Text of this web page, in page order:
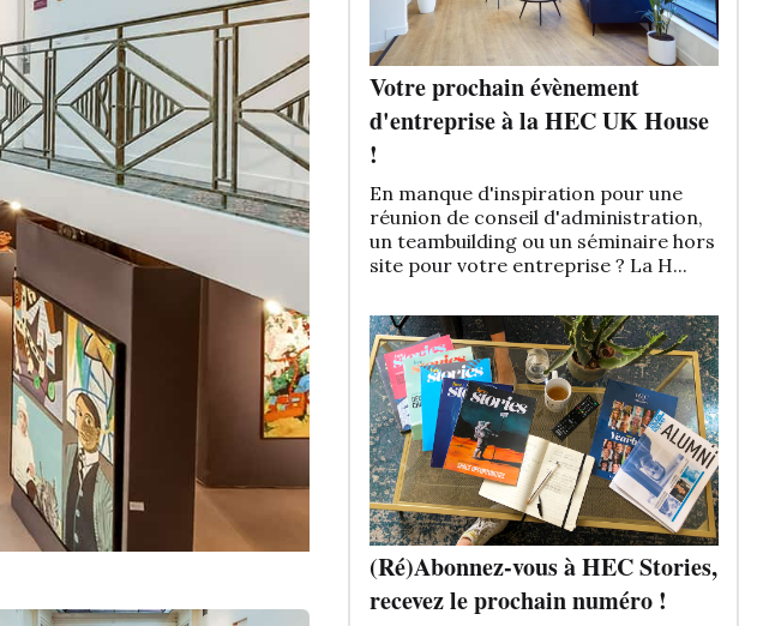
Votre prochain évènement
d'entreprise à la HEC UK House
!
En manque d'inspiration pour une
réunion de conseil d'administration,
un teambuilding ou un séminaire hors
site pour votre entreprise ? La H...
(Ré)Abonnez-vous à HEC Stories,
recevez le prochain numéro !